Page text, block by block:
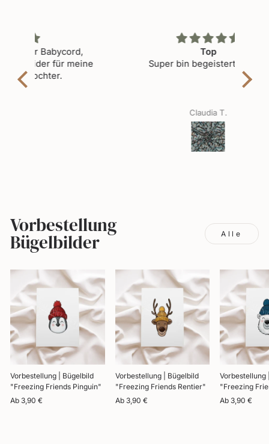
Super bin begeistert. Danke
Vorbestellung
Bügelbilder Alle
Vorbestellung | Bügelbild
"Freezing Friends Pinguin"
Ab 3,90 €
Vorbestellung | Bügelbild
"Freezing Friends Rentier"
Ab 3,90 €
Vorbestellung
"Freezing
Ab 3,90 €